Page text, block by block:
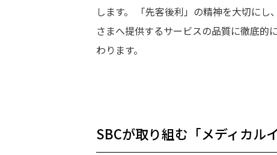
します。 「先客後利」の精神を大切にし
さまへ提供するサービスの品質に徹底的
わります。
SBCが取り組む 「メディカル